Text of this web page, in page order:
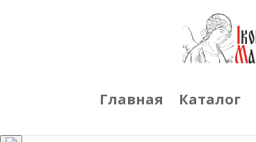
Главная Каталог